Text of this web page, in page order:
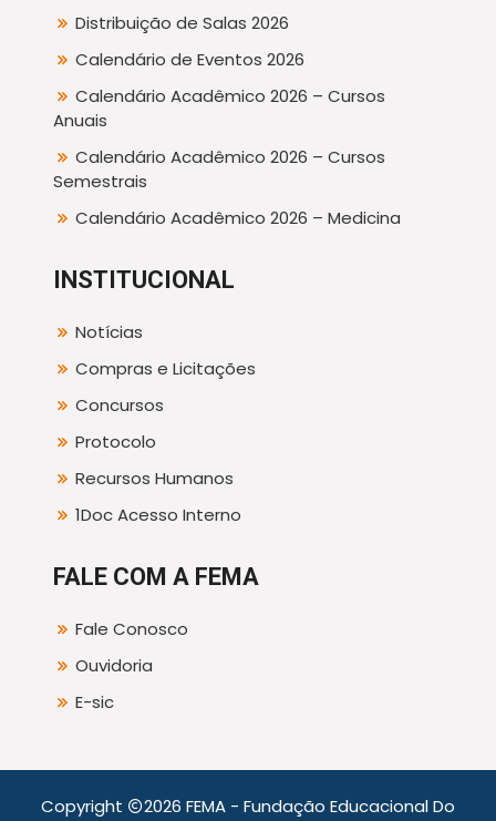
Distribuição de Salas 2026
Calendário de Eventos 2026
Calendário Acadêmico 2026 – Cursos
Anuais
Calendário Acadêmico 2026 – Cursos
Semestrais
Calendário Acadêmico 2026 – Medicina
INSTITUCIONAL
Notícias
Compras e Licitações
Concursos
Protocolo
Recursos Humanos
1Doc Acesso Interno
FALE COM A FEMA
Fale Conosco
Ouvidoria
E-sic
Copyright 2026 FEMA - Fundação Educacional Do